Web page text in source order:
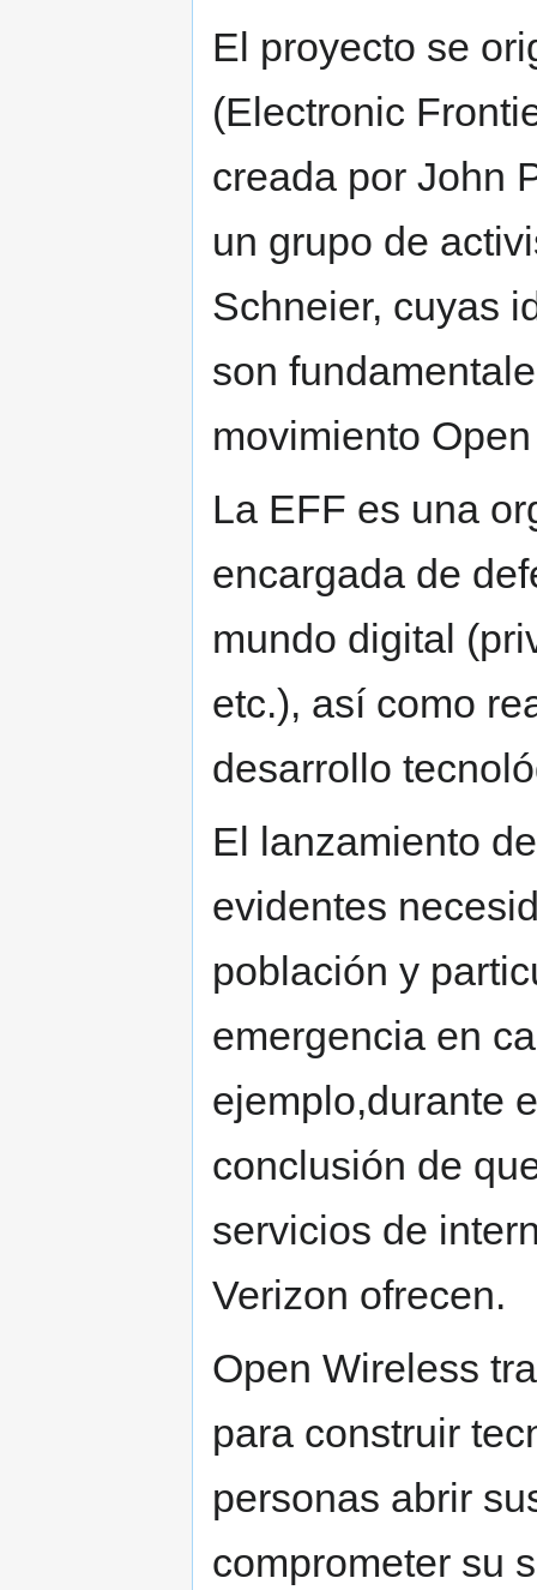
El proyecto se
(Electronic
creada por John
un grupo de
Schneier, cuyas
son
movimiento
La EFF es una
encargada de
mundo digital
etc.), así como
desarrollo
El lanzamiento
evidentes
población y
emergencia en
ejemplo,durante
conclusión de
servicios de
Verizon ofrecen.
Open Wireless
para construir
personas abrir
comprometer su